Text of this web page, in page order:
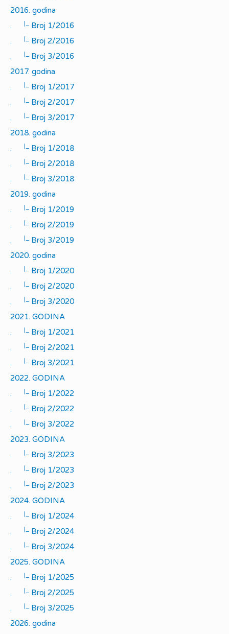
2016. godina
.
|_
Broj 1/2016
.
|_
Broj 2/2016
.
|_
Broj 3/2016
2017. godina
.
|_
Broj 1/2017
.
|_
Broj 2/2017
.
|_
Broj 3/2017
2018. godina
.
|_
Broj 1/2018
.
|_
Broj 2/2018
.
|_
Broj 3/2018
2019. godina
.
|_
Broj 1/2019
.
|_
Broj 2/2019
.
|_
Broj 3/2019
2020. godina
.
|_
Broj 1/2020
.
|_
Broj 2/2020
.
|_
Broj 3/2020
2021. GODINA
.
|_
Broj 1/2021
.
|_
Broj 2/2021
.
|_
Broj 3/2021
2022. GODINA
.
|_
Broj 1/2022
.
|_
Broj 2/2022
.
|_
Broj 3/2022
2023. GODINA
.
|_
Broj 3/2023
.
|_
Broj 1/2023
.
|_
Broj 2/2023
2024. GODINA
.
|_
Broj 1/2024
.
|_
Broj 2/2024
.
|_
Broj 3/2024
2025. GODINA
.
|_
Broj 1/2025
.
|_
Broj 2/2025
.
|_
Broj 3/2025
2026. godina